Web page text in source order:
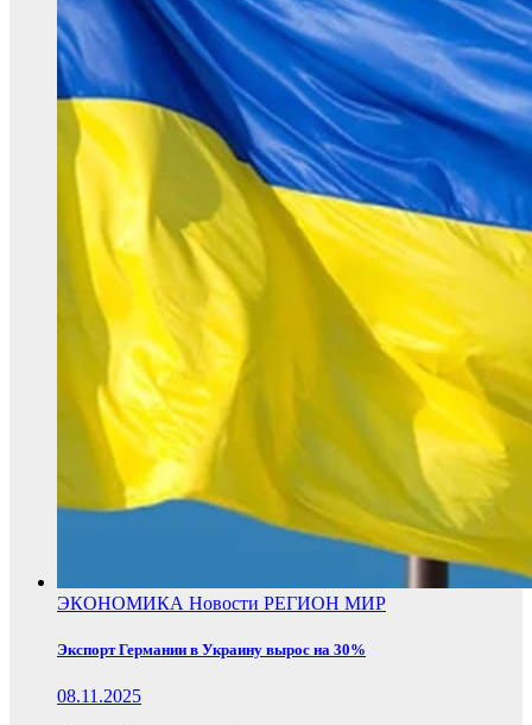
ЭКОНОМИКА Новости РЕГИОН МИР
Экспорт Германии в Украину вырос на 30%
08.11.2025